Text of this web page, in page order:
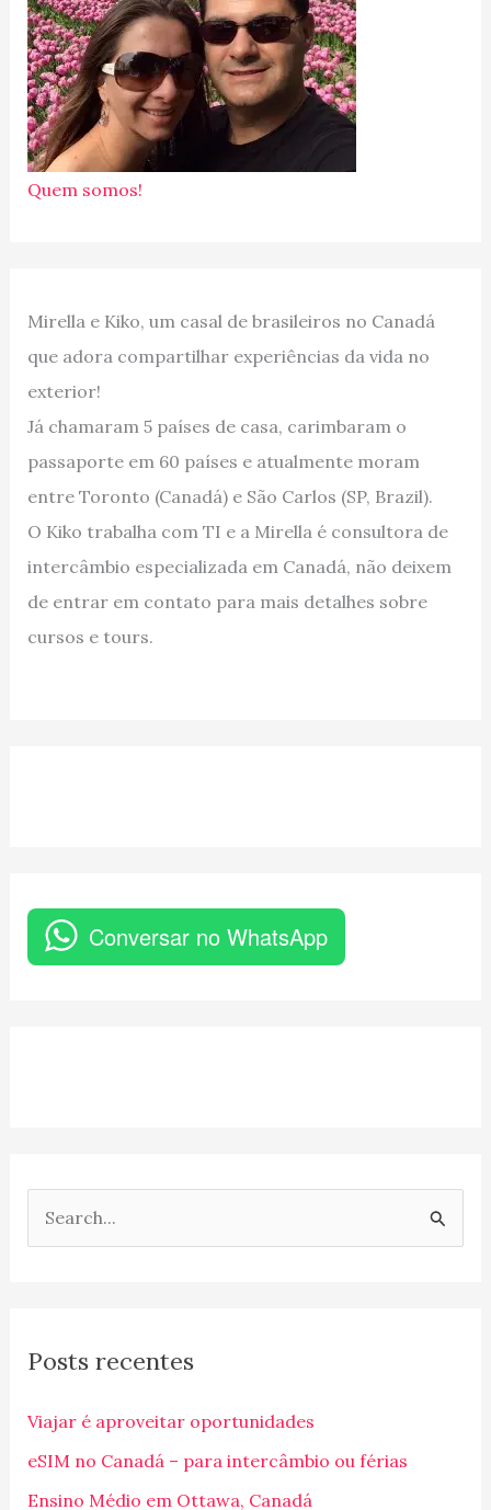
Quem somos!
Mirella e Kiko, um casal de brasileiros no Canadá
que adora compartilhar experiências da vida no
exterior!
Já chamaram 5 países de casa, carimbaram o
passaporte em 60 países e atualmente moram
entre Toronto (Canadá) e São Carlos (SP, Brazil).
O Kiko trabalha com TI e a Mirella é consultora de
intercâmbio especializada em Canadá, não deixem
de entrar em contato para mais detalhes sobre
cursos e tours.
Conversar no WhatsApp
u
s
a
r
Posts recentes
Viajar é aproveitar oportunidades
eSIM no Canadá – para intercâmbio ou férias
Ensino Médio em Ottawa, Canadá